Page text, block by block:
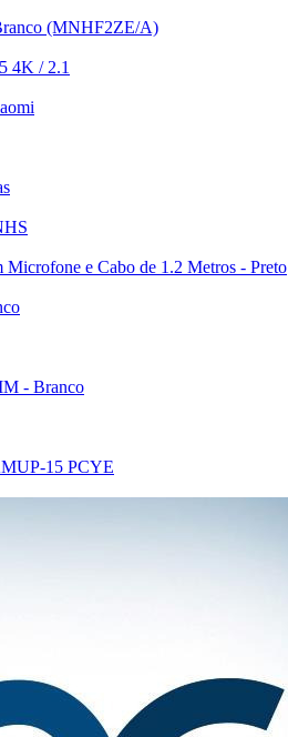
(MNHF2ZE/A)
4K / 2.1
e Cabo de 1.2 Metros - Preto
- Branco
15 PCYE